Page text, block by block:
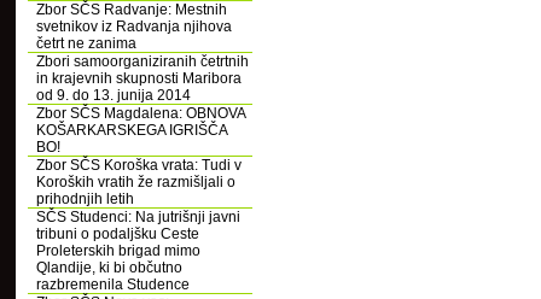
Zbor SČS Radvanje: Mestnih
svetnikov iz Radvanja njihova
četrt ne zanima
Zbori samoorganiziranih četrtnih
in krajevnih skupnosti Maribora
od 9. do 13. junija 2014
Zbor SČS Magdalena: OBNOVA
KOŠARKARSKEGA IGRIŠČA
BO!
Zbor SČS Koroška vrata: Tudi v
Koroških vratih že razmišljali o
prihodnjih letih
SČS Studenci: Na jutrišnji javni
tribuni o podaljšku Ceste
Proleterskih brigad mimo
Qlandije, ki bi občutno
razbremenila Studence